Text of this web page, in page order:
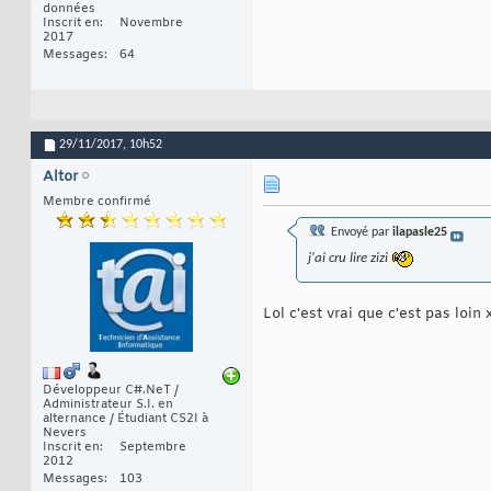
données
Inscrit en
Novembre
2017
Messages
64
29/11/2017, 10h52
Altor
Membre confirmé
Développeur C#.NeT /
Administrateur S.I. en
alternance / Étudiant CS2I à
Nevers
Inscrit en
Septembre
2012
Messages
103
Envoyé par ilapasle25
j'ai cru lire zizi
Lol c'est vrai que c'est pas loin